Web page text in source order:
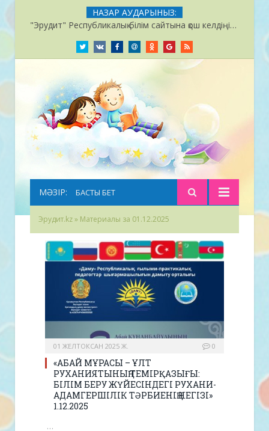
НАЗАР АУДАРЫНЫЗ:
"Эрудит" Республикалық білім сайтына қош келдіңіздер!
TwitterВконтакте
FacebookM@ilОднокласники
Google+RSS
МӘЗІР: БАСТЫ БЕТ
Эрудит.kz» Материалы за 01.12.2025
01 ЖЕЛТОКСАН 2025 Ж. 0
«АБАЙ МҰРАСЫ – ҰЛТ
РУХАНИЯТЫНЫҢ ТЕМІРҚАЗЫҒЫ:
БІЛІМ БЕРУ ЖҮЙЕСІНДЕГІ РУХАНИ-
АДАМГЕРШІЛІК ТӘРБИЕНІҢ НЕГІЗІ»
1.12.2025
…